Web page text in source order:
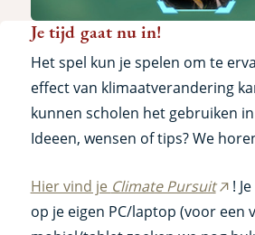
Je tijd gaat nu in!
Het spel kun je spelen om te
effect van klimaatverandering
kunnen scholen het gebruiken
Ideeen, wensen of tips? We
Hier vind je Climate Pursuit
link)
!
op je eigen PC/laptop (voor een